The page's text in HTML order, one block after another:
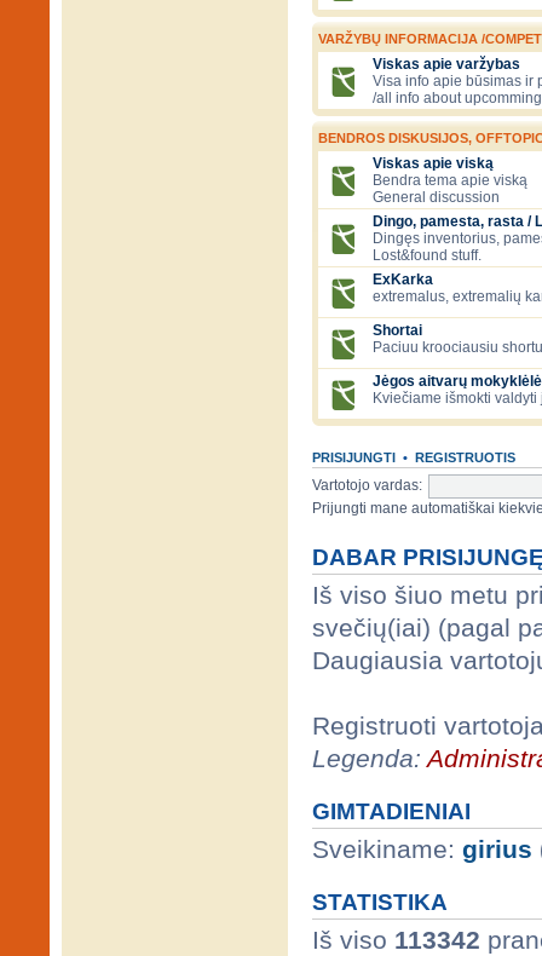
VARŽYBŲ INFORMACIJA /
Viskas apie varžybas
Visa info apie būsimas ir
/all info about
BENDROS DISKUSIJOS,
Viskas apie viską
Bendra tema apie viską
General discussion
Dingo, pamesta, rasta /
Dingęs inventorius,
Lost&found stuff.
ExKarka
extremalus, extremalių
Shortai
Paciuu kroociausiu
Jėgos aitvarų mokyklėlė
Kviečiame išmokti
PRISIJUNGTI • REGISTRUOTIS
Vartotojo vardas:
Prijungti mane automatiškai
DABAR
Iš viso šiuo metu
svečių(iai) (pagal
Daugiausia
Registruoti
Legenda:
GIMTADIENIAI
Sveikiname: girius
STATISTIKA
Iš viso 113342